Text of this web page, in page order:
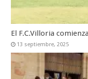
El F.C.Villoria
13 septiembre, 2025